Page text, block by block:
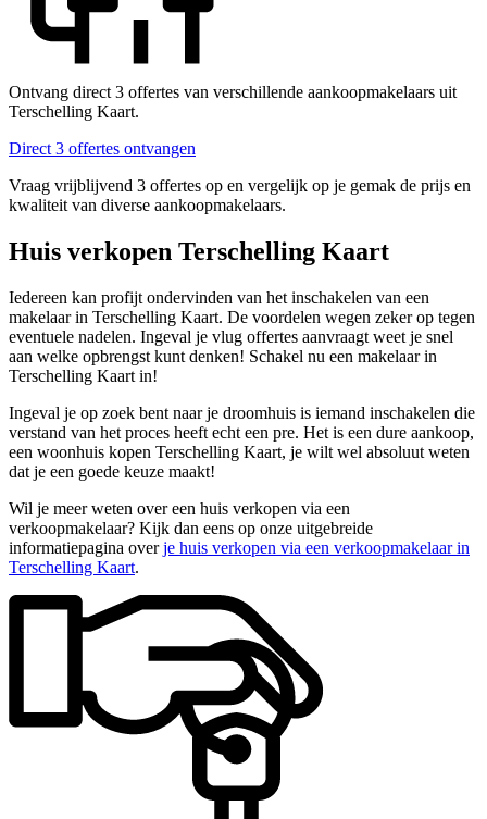
Ontvang direct 3 offertes van verschillende aankoopmakelaars uit
Terschelling Kaart.
Direct 3 offertes ontvangen
Vraag vrijblijvend 3 offertes op en vergelijk op je gemak de prijs en
kwaliteit van diverse aankoopmakelaars.
Huis verkopen Terschelling Kaart
Iedereen kan profijt ondervinden van het inschakelen van een
makelaar in Terschelling Kaart. De voordelen wegen zeker op tegen
eventuele nadelen. Ingeval je vlug offertes aanvraagt weet je snel
aan welke opbrengst kunt denken! Schakel nu een makelaar in
Terschelling Kaart in!
Ingeval je op zoek bent naar je droomhuis is iemand inschakelen die
verstand van het proces heeft echt een pre. Het is een dure aankoop,
een woonhuis kopen Terschelling Kaart, je wilt wel absoluut weten
dat je een goede keuze maakt!
Wil je meer weten over een huis verkopen via een
verkoopmakelaar? Kijk dan eens op onze uitgebreide
informatiepagina overje huis verkopen via een verkoopmakelaar in
Terschelling Kaart.